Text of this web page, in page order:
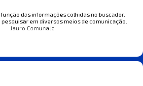
das informações colhidas no buscador.
em diversos meios de comunicação.
Jauro Comunale